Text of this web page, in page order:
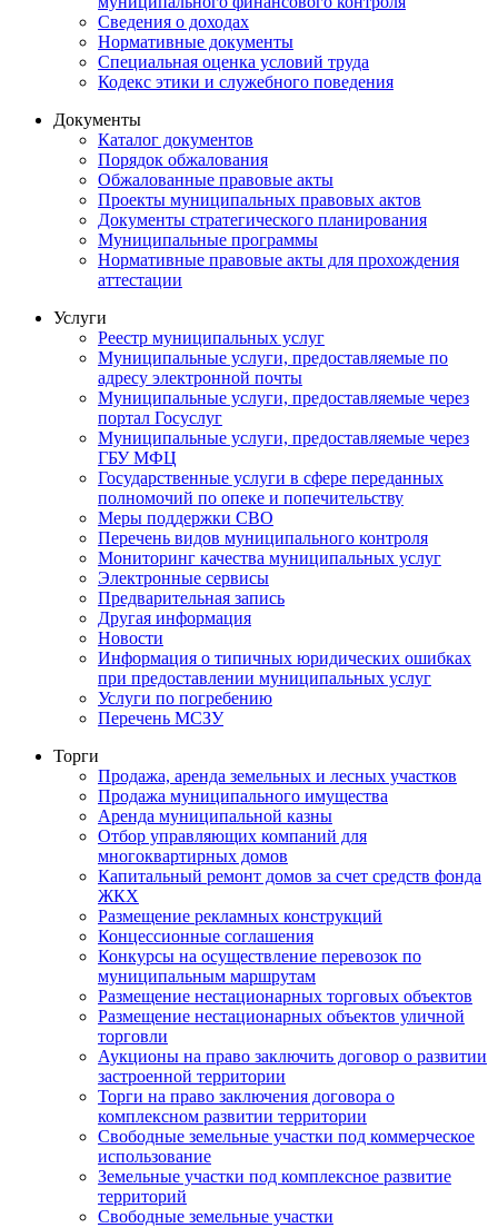
Сведения о доходах
Нормативные документы
Специальная оценка условий труда
Кодекс этики и служебного поведения
Документы
Каталог документов
Порядок обжалования
Обжалованные правовые акты
Проекты муниципальных правовых актов
Документы стратегического планирования
Муниципальные программы
Нормативные правовые акты для прохождения
аттестации
Услуги
Реестр муниципальных услуг
Муниципальные услуги, предоставляемые по
адресу электронной почты
Муниципальные услуги, предоставляемые через
портал Госуслуг
Муниципальные услуги, предоставляемые через
ГБУ МФЦ
Государственные услуги в сфере переданных
полномочий по опеке и попечительству
Меры поддержки СВО
Перечень видов муниципального контроля
Мониторинг качества муниципальных услуг
Электронные сервисы
Предварительная запись
Другая информация
Новости
Информация о типичных юридических ошибках
при предоставлении муниципальных услуг
Услуги по погребению
Перечень МСЗУ
Торги
Продажа, аренда земельных и лесных участков
Продажа муниципального имущества
Аренда муниципальной казны
Отбор управляющих компаний для
многоквартирных домов
Капитальный ремонт домов за счет средств фонда
ЖКХ
Размещение рекламных конструкций
Концессионные соглашения
Конкурсы на осуществление перевозок по
муниципальным маршрутам
Размещение нестационарных торговых объектов
Размещение нестационарных объектов уличной
торговли
Аукционы на право заключить договор о развитии
застроенной территории
Торги на право заключения договора о
комплексном развитии территории
Свободные земельные участки под коммерческое
использование
Земельные участки под комплексное развитие
территорий
Свободные земельные участки